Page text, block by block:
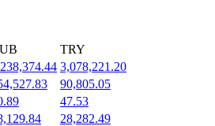
TRY
3,078,221.20
90,805.05
47.53
28,282.49